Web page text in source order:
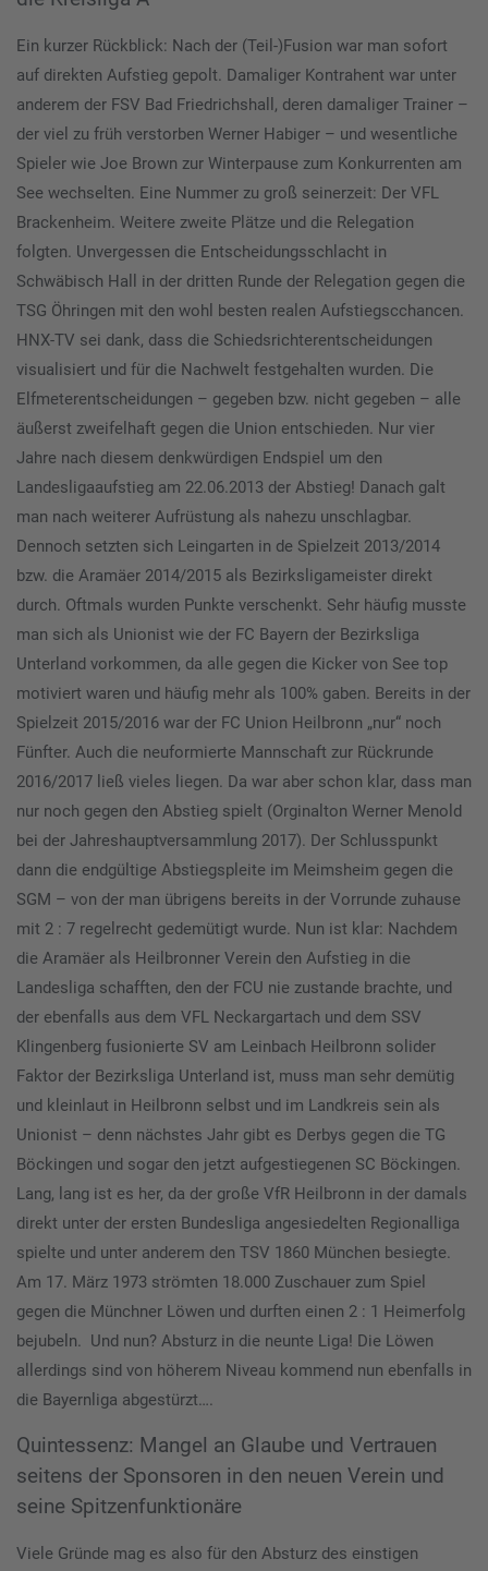
Ein kurzer Rückblick: Nach der (Teil-)Fusion war man sofort
auf direkten Aufstieg gepolt. Damaliger Kontrahent war unter
anderem der FSV Bad Friedrichshall, deren damaliger Trainer –
der viel zu früh verstorben Werner Habiger – und wesentliche
Spieler wie Joe Brown zur Winterpause zum Konkurrenten am
See wechselten. Eine Nummer zu groß seinerzeit: Der VFL
Brackenheim. Weitere zweite Plätze und die Relegation
folgten. Unvergessen die Entscheidungsschlacht in
Schwäbisch Hall in der dritten Runde der Relegation gegen die
TSG Öhringen mit den wohl besten realen Aufstiegscchancen.
HNX-TV sei dank, dass die Schiedsrichterentscheidungen
visualisiert und für die Nachwelt festgehalten wurden. Die
Elfmeterentscheidungen – gegeben bzw. nicht gegeben – alle
äußerst zweifelhaft gegen die Union entschieden. Nur vier
Jahre nach diesem denkwürdigen Endspiel um den
Landesligaaufstieg am 22.06.2013 der Abstieg! Danach galt
man nach weiterer Aufrüstung als nahezu unschlagbar.
Dennoch setzten sich Leingarten in de Spielzeit 2013/2014
bzw. die Aramäer 2014/2015 als Bezirksligameister direkt
durch. Oftmals wurden Punkte verschenkt. Sehr häufig musste
man sich als Unionist wie der FC Bayern der Bezirksliga
Unterland vorkommen, da alle gegen die Kicker von See top
motiviert waren und häufig mehr als 100% gaben. Bereits in der
Spielzeit 2015/2016 war der FC Union Heilbronn „nur“ noch
Fünfter. Auch die neuformierte Mannschaft zur Rückrunde
2016/2017 ließ vieles liegen. Da war aber schon klar, dass man
nur noch gegen den Abstieg spielt (Orginalton Werner Menold
bei der Jahreshauptversammlung 2017). Der Schlusspunkt
dann die endgültige Abstiegspleite im Meimsheim gegen die
SGM – von der man übrigens bereits in der Vorrunde zuhause
mit 2 : 7 regelrecht gedemütigt wurde. Nun ist klar: Nachdem
die Aramäer als Heilbronner Verein den Aufstieg in die
Landesliga schafften, den der FCU nie zustande brachte, und
der ebenfalls aus dem VFL Neckargartach und dem SSV
Klingenberg fusionierte SV am Leinbach Heilbronn solider
Faktor der Bezirksliga Unterland ist, muss man sehr demütig
und kleinlaut in Heilbronn selbst und im Landkreis sein als
Unionist – denn nächstes Jahr gibt es Derbys gegen die TG
Böckingen und sogar den jetzt aufgestiegenen SC Böckingen.
Lang, lang ist es her, da der große VfR Heilbronn in der damals
direkt unter der ersten Bundesliga angesiedelten Regionalliga
spielte und unter anderem den TSV 1860 München besiegte.
Am 17. März 1973 strömten 18.000 Zuschauer zum Spiel
gegen die Münchner Löwen und durften einen 2 : 1 Heimerfolg
bejubeln. Und nun? Absturz in die neunte Liga! Die Löwen
allerdings sind von höherem Niveau kommend nun ebenfalls in
die Bayernliga abgestürzt….
Quintessenz: Mangel an Glaube und Vertrauen
seitens der Sponsoren in den neuen Verein und
seine Spitzenfunktionäre
Viele Gründe mag es also für den Absturz des einstigen